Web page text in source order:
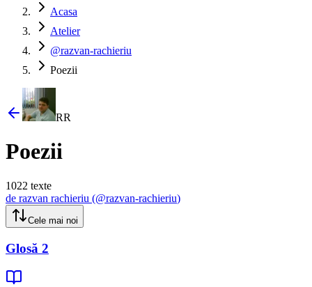
Acasa
Atelier
@razvan-rachieriu
Poezii
RR
Poezii
1022 texte
de razvan rachieriu (@razvan-rachieriu)
Cele mai noi
Glosă 2